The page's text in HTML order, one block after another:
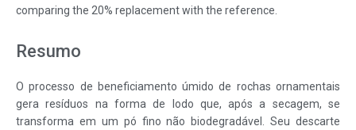
comparing the 20% replacement with the reference.
Resumo
O processo de beneficiamento úmido de rochas ornamentais
gera resíduos na forma de lodo que, após a secagem, se
transforma em um pó fino não biodegradável. Seu descarte